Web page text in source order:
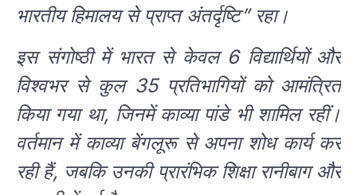
भारतीय हिमालय से प्राप्त अंतर्दृष्टि” रहा।
इस संगोष्ठी में भारत से केवल 6 विद्यार्थियों और
विश्वभर से कुल 35 प्रतिभागियों को आमंत्रित
किया गया था, जिनमें काव्या पांडे भी शामिल रहीं।
वर्तमान में काव्या बेंगलूरू से अपना शोध कार्य कर
रही हैं, जबकि उनकी प्रारंभिक शिक्षा रानीबाग और